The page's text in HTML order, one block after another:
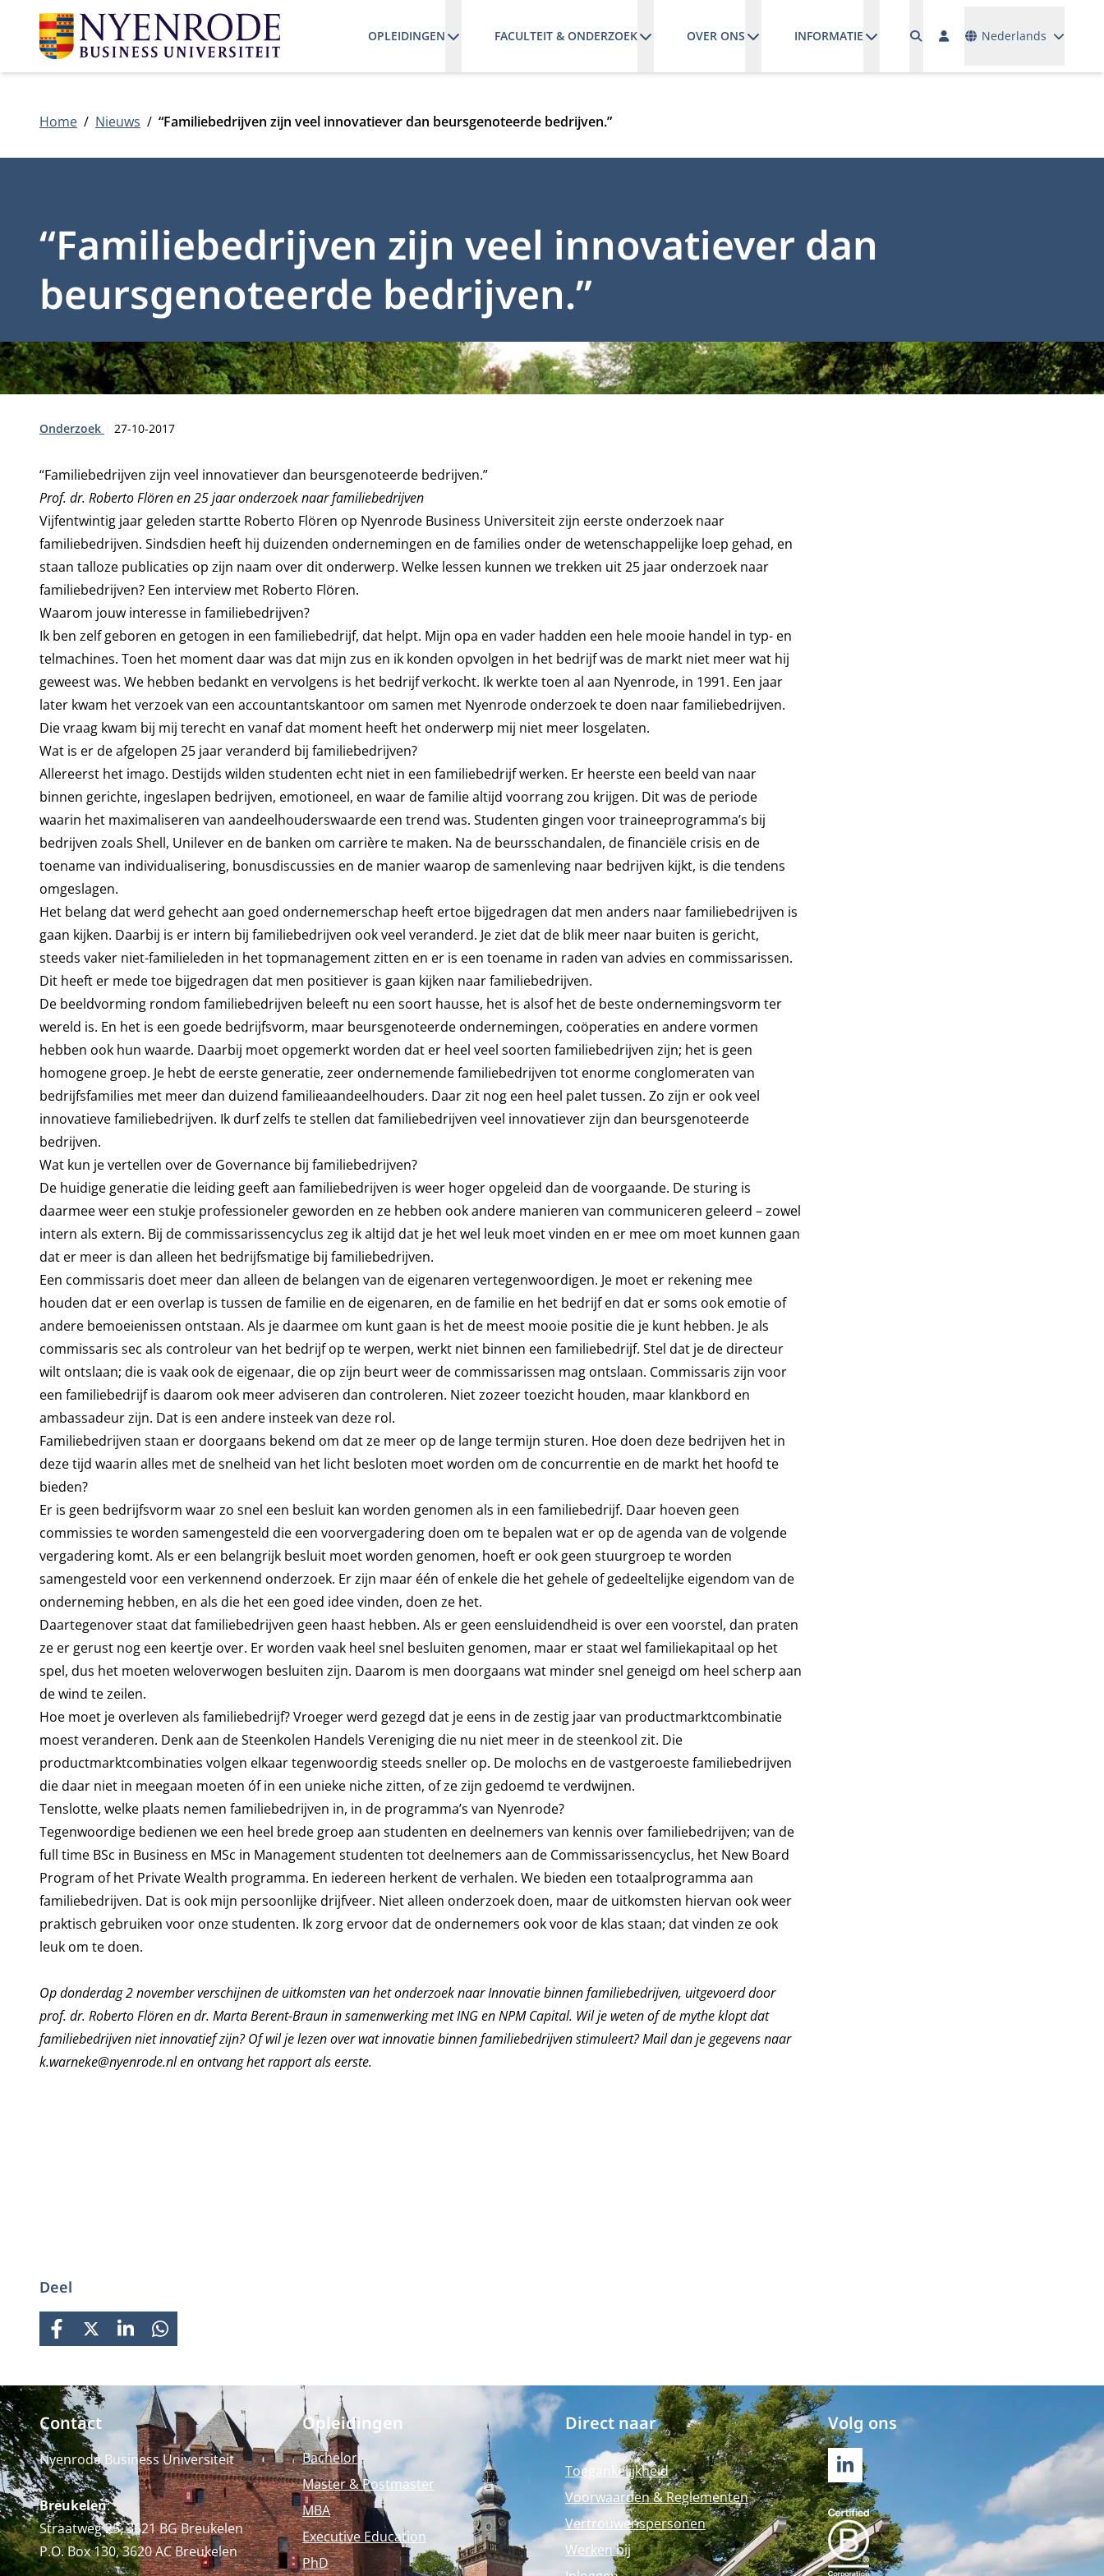
OPLEIDINGEN FACULTEIT & ONDERZOEK OVER ONS INFORMATIE Nederlands
Home Nieuws “Familiebedrijven zijn veel innovatiever dan beursgenoteerde bedrijven.”
“Familiebedrijven zijn veel innovatiever dan
beursgenoteerde bedrijven.”
Type:
Onderzoek Publicatiedatum:
27-10-2017
“Familiebedrijven zijn veel innovatiever dan beursgenoteerde bedrijven.”
Prof. dr. Roberto Flören en 25 jaar onderzoek naar familiebedrijven
Vijfentwintig jaar geleden startte Roberto Flören op Nyenrode Business Universiteit zijn eerste onderzoek naar
familiebedrijven. Sindsdien heeft hij duizenden ondernemingen en de families onder de wetenschappelijke loep gehad, en
staan talloze publicaties op zijn naam over dit onderwerp. Welke lessen kunnen we trekken uit 25 jaar onderzoek naar
familiebedrijven? Een interview met Roberto Flören.
Waarom jouw interesse in familiebedrijven?
Ik ben zelf geboren en getogen in een familiebedrijf, dat helpt. Mijn opa en vader hadden een hele mooie handel in typ- en
telmachines. Toen het moment daar was dat mijn zus en ik konden opvolgen in het bedrijf was de markt niet meer wat hij
geweest was. We hebben bedankt en vervolgens is het bedrijf verkocht. Ik werkte toen al aan Nyenrode, in 1991. Een jaar
later kwam het verzoek van een accountantskantoor om samen met Nyenrode onderzoek te doen naar familiebedrijven.
Die vraag kwam bij mij terecht en vanaf dat moment heeft het onderwerp mij niet meer losgelaten.
Wat is er de afgelopen 25 jaar veranderd bij familiebedrijven?
Allereerst het imago. Destijds wilden studenten echt niet in een familiebedrijf werken. Er heerste een beeld van naar
binnen gerichte, ingeslapen bedrijven, emotioneel, en waar de familie altijd voorrang zou krijgen. Dit was de periode
waarin het maximaliseren van aandeelhouderswaarde een trend was. Studenten gingen voor traineeprogramma’s bij
bedrijven zoals Shell, Unilever en de banken om carrière te maken. Na de beursschandalen, de financiële crisis en de
toename van individualisering, bonusdiscussies en de manier waarop de samenleving naar bedrijven kijkt, is die tendens
omgeslagen.
Het belang dat werd gehecht aan goed ondernemerschap heeft ertoe bijgedragen dat men anders naar familiebedrijven is
gaan kijken. Daarbij is er intern bij familiebedrijven ook veel veranderd. Je ziet dat de blik meer naar buiten is gericht,
steeds vaker niet-familieleden in het topmanagement zitten en er is een toename in raden van advies en commissarissen.
Dit heeft er mede toe bijgedragen dat men positiever is gaan kijken naar familiebedrijven.
De beeldvorming rondom familiebedrijven beleeft nu een soort hausse, het is alsof het de beste ondernemingsvorm ter
wereld is. En het is een goede bedrijfsvorm, maar beursgenoteerde ondernemingen, coöperaties en andere vormen
hebben ook hun waarde. Daarbij moet opgemerkt worden dat er heel veel soorten familiebedrijven zijn; het is geen
homogene groep. Je hebt de eerste generatie, zeer ondernemende familiebedrijven tot enorme conglomeraten van
bedrijfsfamilies met meer dan duizend familieaandeelhouders. Daar zit nog een heel palet tussen. Zo zijn er ook veel
innovatieve familiebedrijven. Ik durf zelfs te stellen dat familiebedrijven veel innovatiever zijn dan beursgenoteerde
bedrijven.
Wat kun je vertellen over de Governance bij familiebedrijven?
De huidige generatie die leiding geeft aan familiebedrijven is weer hoger opgeleid dan de voorgaande. De sturing is
daarmee weer een stukje professioneler geworden en ze hebben ook andere manieren van communiceren geleerd – zowel
intern als extern. Bij de commissarissencyclus zeg ik altijd dat je het wel leuk moet vinden en er mee om moet kunnen gaan
dat er meer is dan alleen het bedrijfsmatige bij familiebedrijven.
Een commissaris doet meer dan alleen de belangen van de eigenaren vertegenwoordigen. Je moet er rekening mee
houden dat er een overlap is tussen de familie en de eigenaren, en de familie en het bedrijf en dat er soms ook emotie of
andere bemoeienissen ontstaan. Als je daarmee om kunt gaan is het de meest mooie positie die je kunt hebben. Je als
commissaris sec als controleur van het bedrijf op te werpen, werkt niet binnen een familiebedrijf. Stel dat je de directeur
wilt ontslaan; die is vaak ook de eigenaar, die op zijn beurt weer de commissarissen mag ontslaan. Commissaris zijn voor
een familiebedrijf is daarom ook meer adviseren dan controleren. Niet zozeer toezicht houden, maar klankbord en
ambassadeur zijn. Dat is een andere insteek van deze rol.
Familiebedrijven staan er doorgaans bekend om dat ze meer op de lange termijn sturen. Hoe doen deze bedrijven het in
deze tijd waarin alles met de snelheid van het licht besloten moet worden om de concurrentie en de markt het hoofd te
bieden?
Er is geen bedrijfsvorm waar zo snel een besluit kan worden genomen als in een familiebedrijf. Daar hoeven geen
commissies te worden samengesteld die een voorvergadering doen om te bepalen wat er op de agenda van de volgende
vergadering komt. Als er een belangrijk besluit moet worden genomen, hoeft er ook geen stuurgroep te worden
samengesteld voor een verkennend onderzoek. Er zijn maar één of enkele die het gehele of gedeeltelijke eigendom van de
onderneming hebben, en als die het een goed idee vinden, doen ze het.
Daartegenover staat dat familiebedrijven geen haast hebben. Als er geen eensluidendheid is over een voorstel, dan praten
ze er gerust nog een keertje over. Er worden vaak heel snel besluiten genomen, maar er staat wel familiekapitaal op het
spel, dus het moeten weloverwogen besluiten zijn. Daarom is men doorgaans wat minder snel geneigd om heel scherp aan
de wind te zeilen.
Hoe moet je overleven als familiebedrijf? Vroeger werd gezegd dat je eens in de zestig jaar van productmarktcombinatie
moest veranderen. Denk aan de Steenkolen Handels Vereniging die nu niet meer in de steenkool zit. Die
productmarktcombinaties volgen elkaar tegenwoordig steeds sneller op. De molochs en de vastgeroeste familiebedrijven
die daar niet in meegaan moeten óf in een unieke niche zitten, of ze zijn gedoemd te verdwijnen.
Tenslotte, welke plaats nemen familiebedrijven in, in de programma’s van Nyenrode?
Tegenwoordige bedienen we een heel brede groep aan studenten en deelnemers van kennis over familiebedrijven; van de
full time BSc in Business en MSc in Management studenten tot deelnemers aan de Commissarissencyclus, het New Board
Program of het Private Wealth programma. En iedereen herkent de verhalen. We bieden een totaalprogramma aan
familiebedrijven. Dat is ook mijn persoonlijke drijfveer. Niet alleen onderzoek doen, maar de uitkomsten hiervan ook weer
praktisch gebruiken voor onze studenten. Ik zorg ervoor dat de ondernemers ook voor de klas staan; dat vinden ze ook
leuk om te doen.
Op donderdag 2 november verschijnen de uitkomsten van het onderzoek naar Innovatie binnen familiebedrijven, uitgevoerd door
prof. dr. Roberto Flören en dr. Marta Berent-Braun in samenwerking met ING en NPM Capital. Wil je weten of de mythe klopt dat
familiebedrijven niet innovatief zijn? Of wil je lezen over wat innovatie binnen familiebedrijven stimuleert? Mail dan je gegevens naar
k.warneke@nyenrode.nlen ontvang het rapport als eerste.
Deel
FACEBOOK
X LINKEDINWHATSAPP
Contact
Nyenrode Business Universiteit
Breukelen:
Straatweg 25, 3621 BG Breukelen
P.O. Box 130, 3620 AC Breukelen
Opleidingen
Bachelor
Master & Postmaster
MBA
Executive Education
PhD
Direct naar
Toegankelijkheid
Voorwaarden & Reglementen
Vertrouwenspersonen
Werken bij
Volg ons
LINKEDIN